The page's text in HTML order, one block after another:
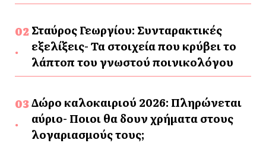
Σταύρος Γεωργίου: Συνταρακτικές
εξελίξεις- Τα στοιχεία που κρύβει το
λάπτοπ του γνωστού ποινικολόγου
Δώρο καλοκαιριού 2026: Πληρώνεται
αύριο- Ποιοι θα δουν χρήματα στους
λογαριασμούς τους;